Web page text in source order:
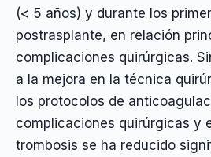
(< 5 años) y durante los
postrasplante, en relación
complicaciones quirúrgicas.
a la mejora en la técnica
los protocolos de
complicaciones quirúrgicas y
trombosis se ha reducido